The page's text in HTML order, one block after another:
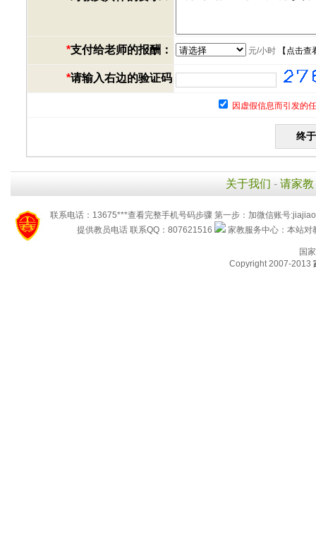
*支付给老师的报酬： 元/小时【 点击查
*请输入右边的验证码
因虚假信息而引发的
关于我们 - 请家教
联系电话：13675***查看完整手机号码步骤 第一步：加微信账号
提供教员电话 联系QQ：807621516
家教服务中心：本站
国
Copyright 2007-2013